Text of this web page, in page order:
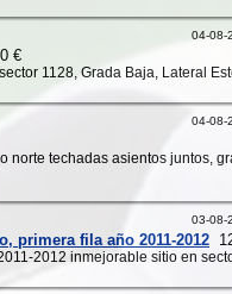
04-08-
€
1128, Grada Baja, Lateral
04-08-
norte techadas asientos juntos,
03-08-
primera fila año 2011-2012
2012 inmejorable sitio en